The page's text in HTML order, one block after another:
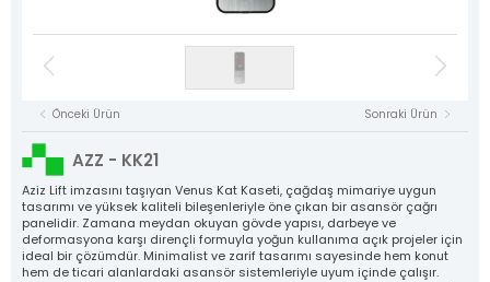
Aziz Lift
The Power Behind Every Lift
KURUMSAL
ÜRÜNLER
ÜRETİM
KALİTE
NYAF Kablolar
Halat Şişeleri
Döküm Ray Tırnakları
Plastik Grubu
Asansör Yedek Parçaları
NYAF Kablolar
Flexible Kablolar
Hız Regülatörü
Gergi Kasnakları
Halat Şişeleri
Önceki Ürün Sonraki Ürün
AZZ - KK21
Aziz Lift imzasını taşıyan Venus Kat Kaseti, çağdaş mimariye uygun
tasarımı ve yüksek kaliteli bileşenleriyle öne çıkan bir asansör çağrı
panelidir. Zamana meydan okuyan gövde yapısı, darbeye ve
deformasyona karşı dirençli formuyla yoğun kullanıma açık projeler için
ideal bir çözümdür. Minimalist ve zarif tasarımı sayesinde hem konut
hem de ticari alanlardaki asansör sistemleriyle uyum içinde çalışır.